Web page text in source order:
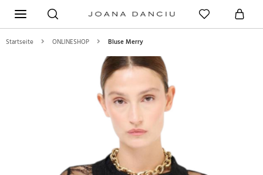
Startseite ONLINESHOP Bluse Merry